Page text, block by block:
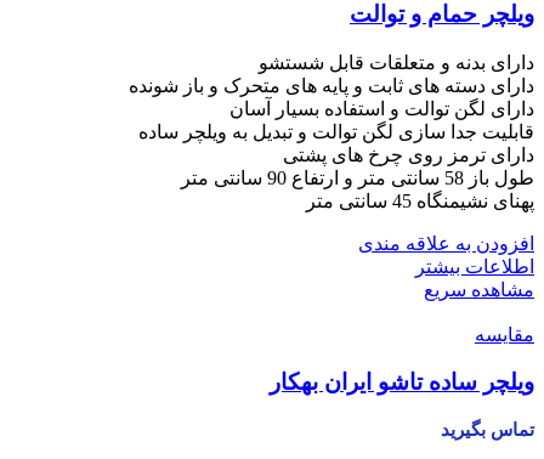
ویلچر حمام و توالت
دارای بدنه و متعلقات قابل شستشو
دارای دسته های ثابت و پایه های متحرک و باز شونده
دارای لگن توالت و استفاده بسیار آسان
قابلیت جدا سازی لگن توالت و تبدیل به ویلچر ساده
دارای ترمز روی چرخ های پشتی
طول باز 58 سانتی متر و ارتفاع 90 سانتی متر
پهنای نشیمنگاه 45 سانتی متر
افزودن به علاقه مندی
اطلاعات بیشتر
مشاهده سریع
مقایسه
ویلچر ساده تاشو ایران بهکار
تماس بگیرید